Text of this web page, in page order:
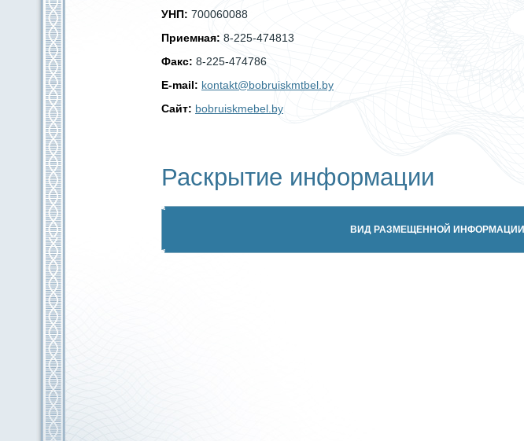
УНП: 700060088
Приемная: 8-225-474813
Факс: 8-225-474786
E-mail: kontakt@bobruiskmtbel.by
Сайт: bobruiskmebel.by
Раскрытие информации
ВИД РАЗМЕЩЕННОЙ ИНФОРМАЦИИ